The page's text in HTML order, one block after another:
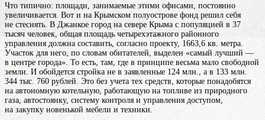
Что типично: площади, занимаемые этими офисами, постоянно
увеличивается. Вот и на Крымском полуострове фонд решил себя
не стеснять. В Джанкое город на севере Крыма с популяцией в 37
тысяч человек, общая площадь четырехэтажного районного
управления должна составить, согласно проекту, 1663,6 кв. метра.
Участок для него, по словам обитателей, выделен «самый лучший —
в центре города». То есть, там, где в принципе весьма мало свободной
земли. И обойдется стройка не в заявленные 124 млн., а в 133 млн.
344 тыс. 760 рублей. Это без учета тех средств, которые понадобятся
на автономную котельную, работающую на топливе из природного
газа, автостоянку, систему контроля и управления доступом,
на закупку новенькой мебели и техники.